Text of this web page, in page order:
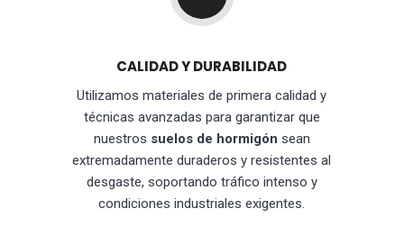
CALIDAD Y DURABILIDAD
Utilizamos materiales de primera calidad y
técnicas avanzadas para garantizar que
nuestros suelos de hormigón sean
extremadamente duraderos y resistentes al
desgaste, soportando tráfico intenso y
condiciones industriales exigentes.